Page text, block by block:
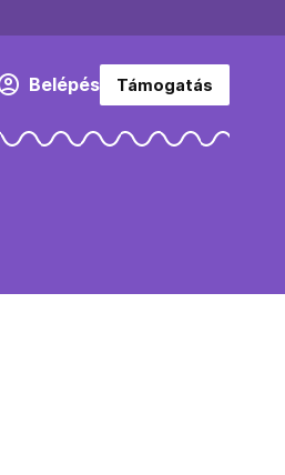
Belépés Támogatás